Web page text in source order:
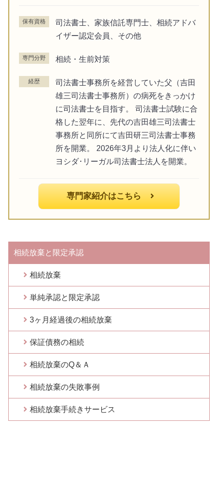
保有資格
司法書士、家族信託専門士、相続アドバ
イザー認定会員、その他
専門分野 相続・生前対策
経歴
司法書士事務所を経営していた父（吉田
雄三司法書士事務所）の病死をきっかけ
に司法書士を目指す。 司法書士試験に合
格した翌年に、先代の吉田雄三司法書士
事務所と同所にて吉田研三司法書士事務
所を開業。 2026年3月より法人化に伴い
ヨシダ･リーガル司法書士法人を開業。
専門家紹介はこちら
相続放棄と限定承認
相続放棄
単純承認と限定承認
3ヶ月経過後の相続放棄
保証債務の相続
相続放棄のQ＆Ａ
相続放棄の失敗事例
相続放棄手続きサービス